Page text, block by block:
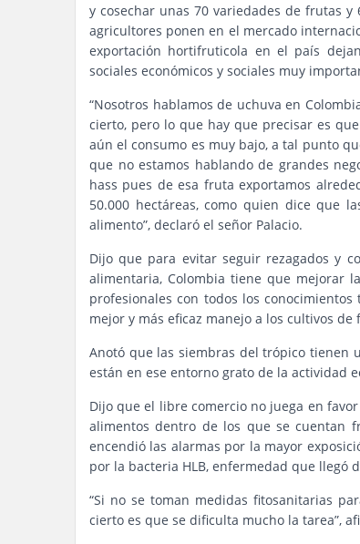
y cosechar unas 70 variedades de frutas
agricultores ponen en el mercado
exportación hortifruticola en el país
sociales económicos y sociales muy
“Nosotros hablamos de uchuva en
cierto, pero lo que hay que precisar es
aún el consumo es muy bajo, a tal punto
que no estamos hablando de grandes
hass pues de esa fruta exportamos
50.000 hectáreas, como quien dice que
alimento”, declaró el señor Palacio.
Dijo que para evitar seguir rezagados y
alimentaria, Colombia tiene que mejorar
profesionales con todos los
mejor y más eficaz manejo a los cultivos
Anotó que las siembras del trópico tienen
están en ese entorno grato de la actividad
Dijo que el libre comercio no juega en
alimentos dentro de los que se cuentan
encendió las alarmas por la mayor
por la bacteria HLB, enfermedad que llegó
“Si no se toman medidas fitosanitarias
cierto es que se dificulta mucho la tarea”,